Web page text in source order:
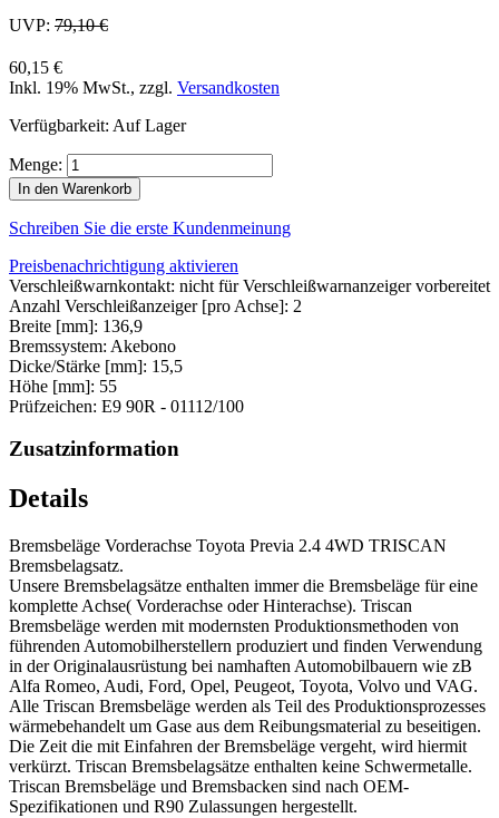
UVP: 79,10 €
60,15 €
Inkl. 19% MwSt., zzgl. Versandkosten
Verfügbarkeit: Auf Lager
Menge:
In den Warenkorb
Schreiben Sie die erste Kundenmeinung
Preisbenachrichtigung aktivieren
Verschleißwarnkontakt: nicht für Verschleißwarnanzeiger vorbereitet
Anzahl Verschleißanzeiger [pro Achse]: 2
Breite [mm]: 136,9
Bremssystem: Akebono
Dicke/Stärke [mm]: 15,5
Höhe [mm]: 55
Prüfzeichen: E9 90R - 01112/100
Zusatzinformation
Details
Bremsbeläge Vorderachse Toyota Previa 2.4 4WD TRISCAN
Bremsbelagsatz.
Unsere Bremsbelagsätze enthalten immer die Bremsbeläge für eine
komplette Achse( Vorderachse oder Hinterachse). Triscan
Bremsbeläge werden mit modernsten Produktionsmethoden von
führenden Automobilherstellern produziert und finden Verwendung
in der Originalausrüstung bei namhaften Automobilbauern wie zB
Alfa Romeo, Audi, Ford, Opel, Peugeot, Toyota, Volvo und VAG.
Alle Triscan Bremsbeläge werden als Teil des Produktionsprozesses
wärmebehandelt um Gase aus dem Reibungsmaterial zu beseitigen.
Die Zeit die mit Einfahren der Bremsbeläge vergeht, wird hiermit
verkürzt. Triscan Bremsbelagsätze enthalten keine Schwermetalle.
Triscan Bremsbeläge und Bremsbacken sind nach OEM-
Spezifikationen und R90 Zulassungen hergestellt.